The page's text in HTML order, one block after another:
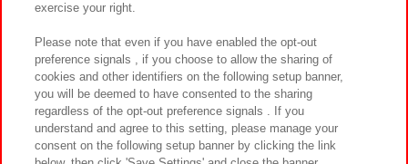
お取引先さまとともに
カスタマーハラスメント対応方針 よくあるご質問・お問い合わせ
exercise your right.
Please note that even if you have enabled the opt-out
preference signals , if you choose to allow the sharing of
cookies and other identifiers on the following setup banner,
you will be deemed to have consented to the sharing
regardless of the opt-out preference signals . If you
understand and agree to this setting, please manage your
consent on the following setup banner by clicking the link